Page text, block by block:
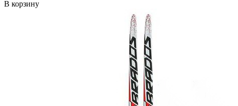
В корзину